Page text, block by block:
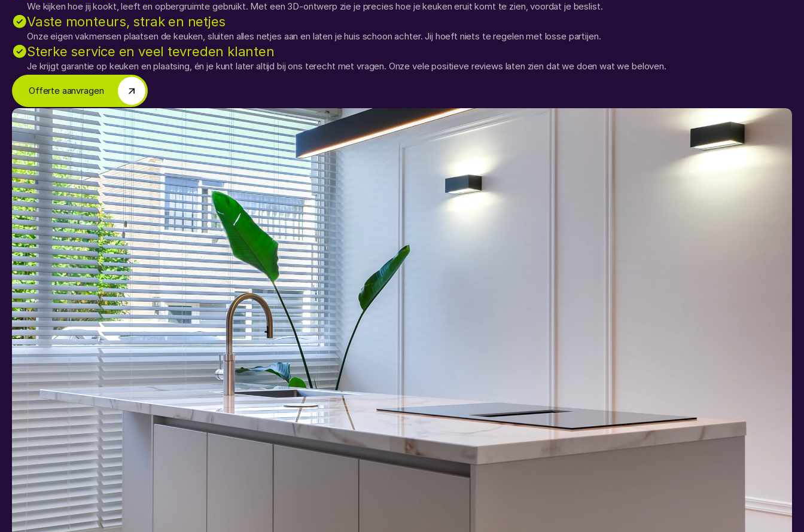
We kijken hoe jij kookt, leeft en opbergruimte gebruikt. Met een 3D-ontwerp zie je precies hoe je keuken eruit komt te zien, voordat je beslist.
Vaste monteurs, strak en netjes
Onze eigen vakmensen plaatsen de keuken, sluiten alles netjes aan en laten je huis schoon achter. Jij hoeft niets te regelen met losse partijen.
Sterke service en veel tevreden klanten
Je krijgt garantie op keuken en plaatsing, én je kunt later altijd bij ons terecht met vragen. Onze vele positieve reviews laten zien dat we doen wat we beloven.
Offerte aanvragen